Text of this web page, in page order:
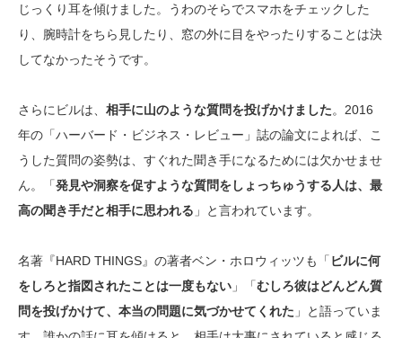
じっくり耳を傾けました。うわのそらでスマホをチェックした
り、腕時計をちら見したり、窓の外に目をやったりすることは決
してなかったそうです。
さらにビルは、 相手に山のような質問を投げかけました。2016
年の「ハーバード・ビジネス・レビュー」誌の論文によれば、こ
うした質問の姿勢は、すぐれた聞き手になるためには欠かせませ
ん。「発見や洞察を促すような質問をしょっちゅうする人は、最
高の聞き手だと相手に思われる 」と言われています。
名著『HARD THINGS』の著者ベン・ホロウィッツも「 ビルに何
をしろと指図されたことは一度もない 」「むしろ彼はどんどん質
問を投げかけて、本当の問題に気づかせてくれた 」と語っていま